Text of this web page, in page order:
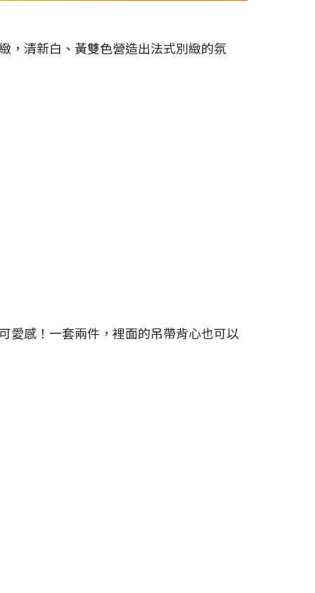
，清新白、黃雙色營造出法式別緻的氛
愛感！一套兩件，裡面的吊帶背心也可以